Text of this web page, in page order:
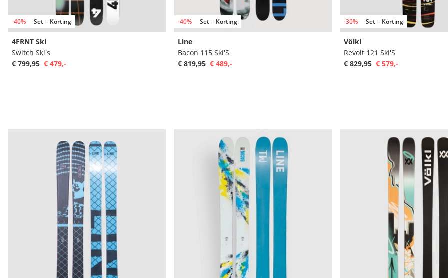
-40% Set = Korting
4FRNT Ski
Switch Ski's
€ 799,95 € 479,-
-40% Set = Korting
Line
Bacon 115 Ski'S
€ 819,95 € 489,-
-30% Set = Korting
Völkl
Revolt 121 Ski'S
€ 829,95 € 579,-